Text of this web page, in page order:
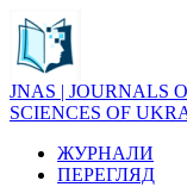
JNAS | JOURNALS
SCIENCES OF
ЖУРНАЛИ
ПЕРЕГЛЯД